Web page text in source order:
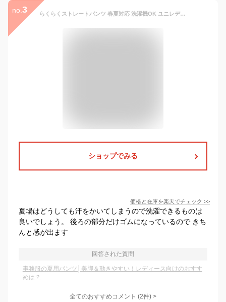
no. 3 らくらくストレートパンツ 春夏対応 洗濯機OK ユニレディ ウエスト後ろゴム 事務服 ネイビー ブラック オフィス イベントショールーム ホテル接客 病院受付 医療事務 制服 入学式入園式 卒業卒園式 快適さわやか 仕事服 unilady ヤギコーポレーション YAGI U72355P
ショップでみる
価格と在庫を楽天でチェック >>
夏場はどうしても汗をかいてしまうので洗濯できるものは
良いでしょう。 後ろの部分だけゴムになっているので きち
んと感が出ます
回答された質問
事務服の夏用パンツ│美脚＆動きやすい！レディース向けのおすす
めは？
全てのおすすめコメント (2件) >